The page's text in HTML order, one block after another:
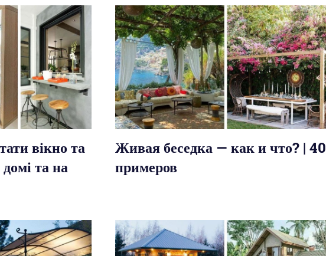
вікно та
та на
Живая беседка — как и что? | 40
примеров